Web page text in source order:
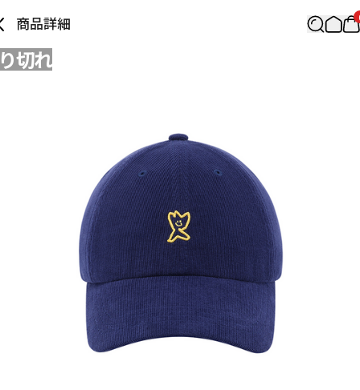
商品詳細
切れ